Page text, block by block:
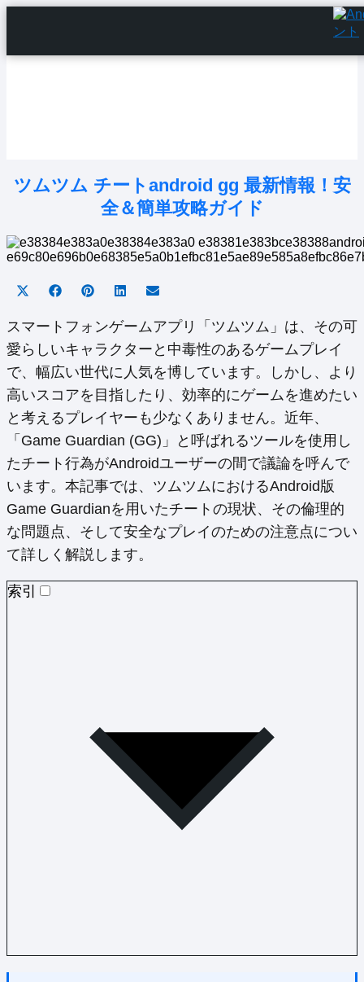
ツムツム チートandroid gg 最新情報！安
全＆簡単攻略ガイド
Share
X
(Twitter)
Share
Facebook
Share
Pinterest
Share
LinkedInEmail
スマートフォンゲームアプリ「ツムツム」は、その可
愛らしいキャラクターと中毒性のあるゲームプレイ
で、幅広い世代に人気を博しています。しかし、より
高いスコアを目指したり、効率的にゲームを進めたい
と考えるプレイヤーも少なくありません。近年、
「Game Guardian (GG)」と呼ばれるツールを使用し
たチート行為がAndroidユーザーの間で議論を呼んで
います。本記事では、ツムツムにおけるAndroid版
Game Guardianを用いたチートの現状、その倫理的
な問題点、そして安全なプレイのための注意点につい
て詳しく解説します。
索引